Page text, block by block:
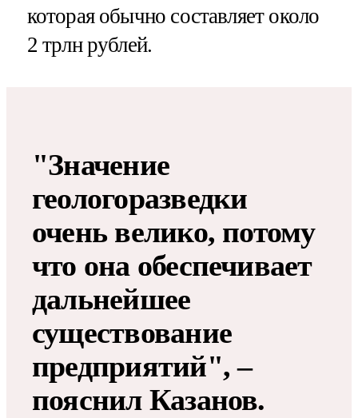
которая обычно составляет около
2 трлн рублей.
"Значение
геологоразведки
очень велико, потому
что она обеспечивает
дальнейшее
существование
предприятий", –
пояснил Казанов.